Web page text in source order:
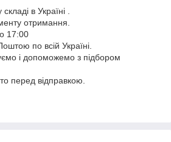
в Україні .
отримання.
17:00
по всій Україні.
і допоможемо з підбором
перед відправкою.